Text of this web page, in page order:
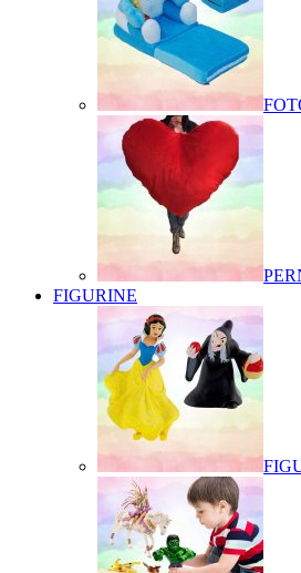
FIGURINE